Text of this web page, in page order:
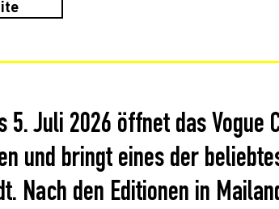
5. Juli 2026 öffnet das
und bringt eines der
Nach den Editionen in